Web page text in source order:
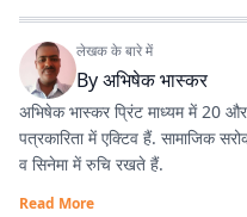
लेखक के बारे में
Byअभिषेक भास्कर
अभिषेक भास्कर प्रिंट माध्यम में 20
पत्रकारिता में एक्टिव हैं. सामाजिक
व सिनेमा में रुचि रखते हैं.
Read More